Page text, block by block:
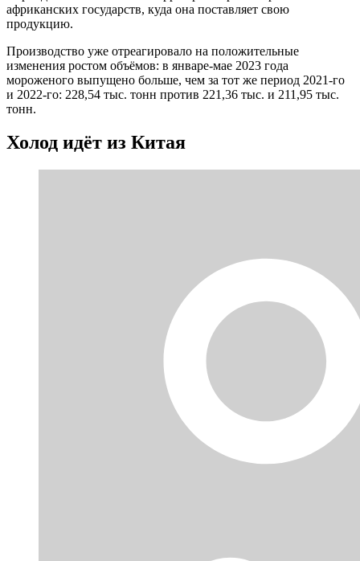
африканских государств, куда она поставляет свою
продукцию.
Производство уже отреагировало на положительные
изменения ростом объёмов: в январе-мае 2023 года
мороженого выпущено больше, чем за тот же период 2021-го
и 2022-го: 228,54 тыс. тонн против 221,36 тыс. и 211,95 тыс.
тонн.
Холод идёт из Китая